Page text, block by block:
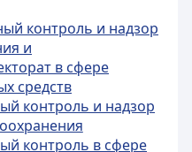
контроль и надзор
и
в сфере
средств
контроль и надзор
контроль в сфере